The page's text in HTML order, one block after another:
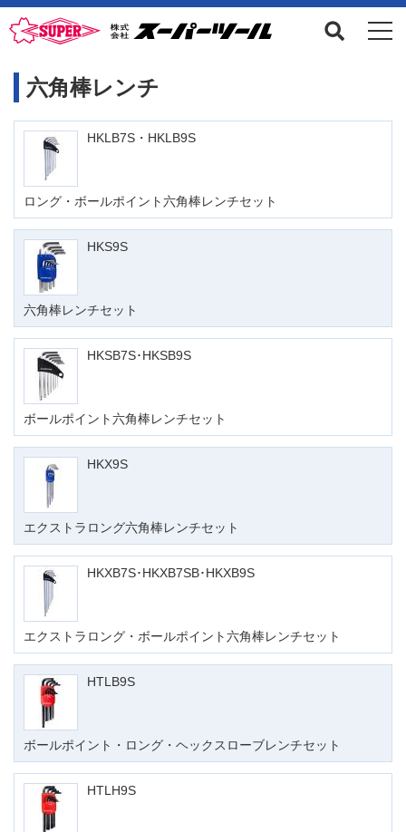
六角棒レンチ
HKLB7S・HKLB9S
ロング・ボールポイント六角棒レンチセット
HKS9S
六角棒レンチセット
HKSB7S･HKSB9S
ボールポイント六角棒レンチセット
HKX9S
エクストラロング六角棒レンチセット
HKXB7S･HKXB7SB･HKXB9S
エクストラロング・ボールポイント六角棒レンチセット
HTLB9S
ボールポイント・ロング・ヘックスローブレンチセット
HTLH9S